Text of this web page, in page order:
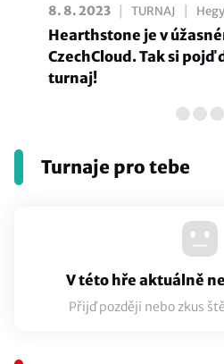
8. 8. 2023 TURNAJ
Hearthstone je v
CzechCloud. Tak si pojď
turnaj!
Turnaje pro tebe
V této hře aktuálně
Přijď později nebo zkus